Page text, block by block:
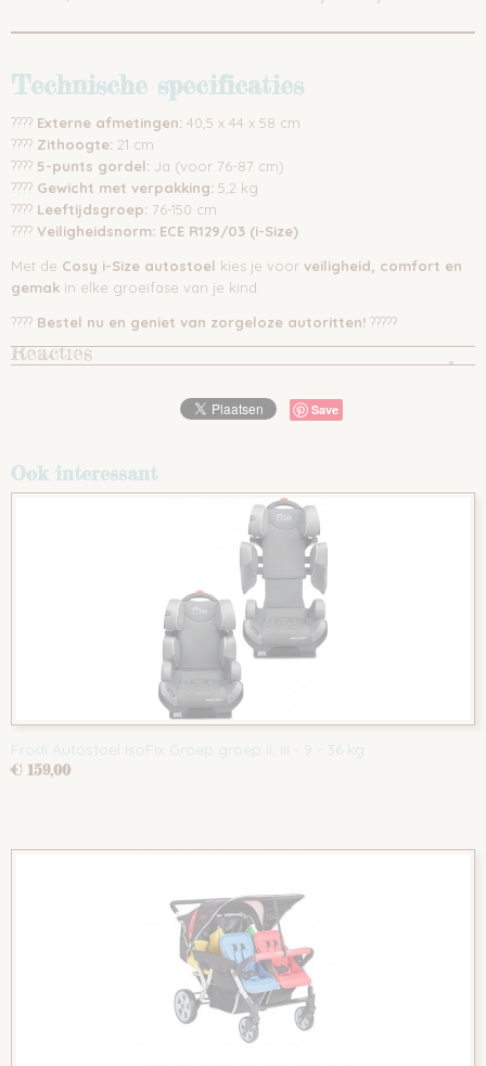
Technische specificaties
???? Externe afmetingen: 40,5 x 44 x 58 cm
???? Zithoogte: 21 cm
???? 5-punts gordel: Ja (voor 76-87 cm)
???? Gewicht met verpakking: 5,2 kg
???? Leeftijdsgroep: 76-150 cm
???? Veiligheidsnorm: ECE R129/03 (i-Size)
Met de Cosy i-Size autostoel kies je voor veiligheid, comfort en
gemak in elke groeifase van je kind.
???? Bestel nu en geniet van zorgeloze autoritten! ?????
Reacties
Save
Ook interessant
Frodi Autostoel IsoFix Groep groep II, III - 9 - 36 kg
€ 159,00